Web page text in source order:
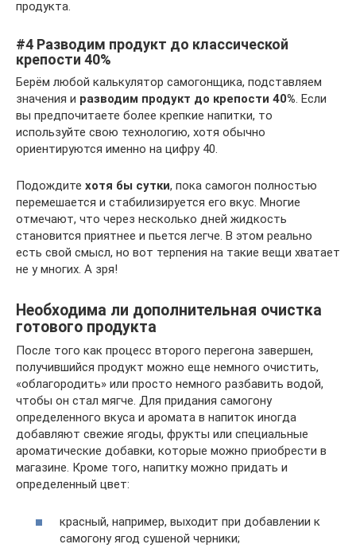
продукта.
#4 Разводим продукт до классической
крепости 40%
Берём любой калькулятор самогонщика, подставляем
значения и разводим продукт до крепости 40%. Если
вы предпочитаете более крепкие напитки, то
используйте свою технологию, хотя обычно
ориентируются именно на цифру 40.
Подождите хотя бы сутки, пока самогон полностью
перемешается и стабилизируется его вкус. Многие
отмечают, что через несколько дней жидкость
становится приятнее и пьется легче. В этом реально
есть свой смысл, но вот терпения на такие вещи хватает
не у многих. А зря!
Необходима ли дополнительная очистка
готового продукта
После того как процесс второго перегона завершен,
получившийся продукт можно еще немного очистить,
«облагородить» или просто немного разбавить водой,
чтобы он стал мягче. Для придания самогону
определенного вкуса и аромата в напиток иногда
добавляют свежие ягоды, фрукты или специальные
ароматические добавки, которые можно приобрести в
магазине. Кроме того, напитку можно придать и
определенный цвет:
красный, например, выходит при добавлении к
самогону ягод сушеной черники;